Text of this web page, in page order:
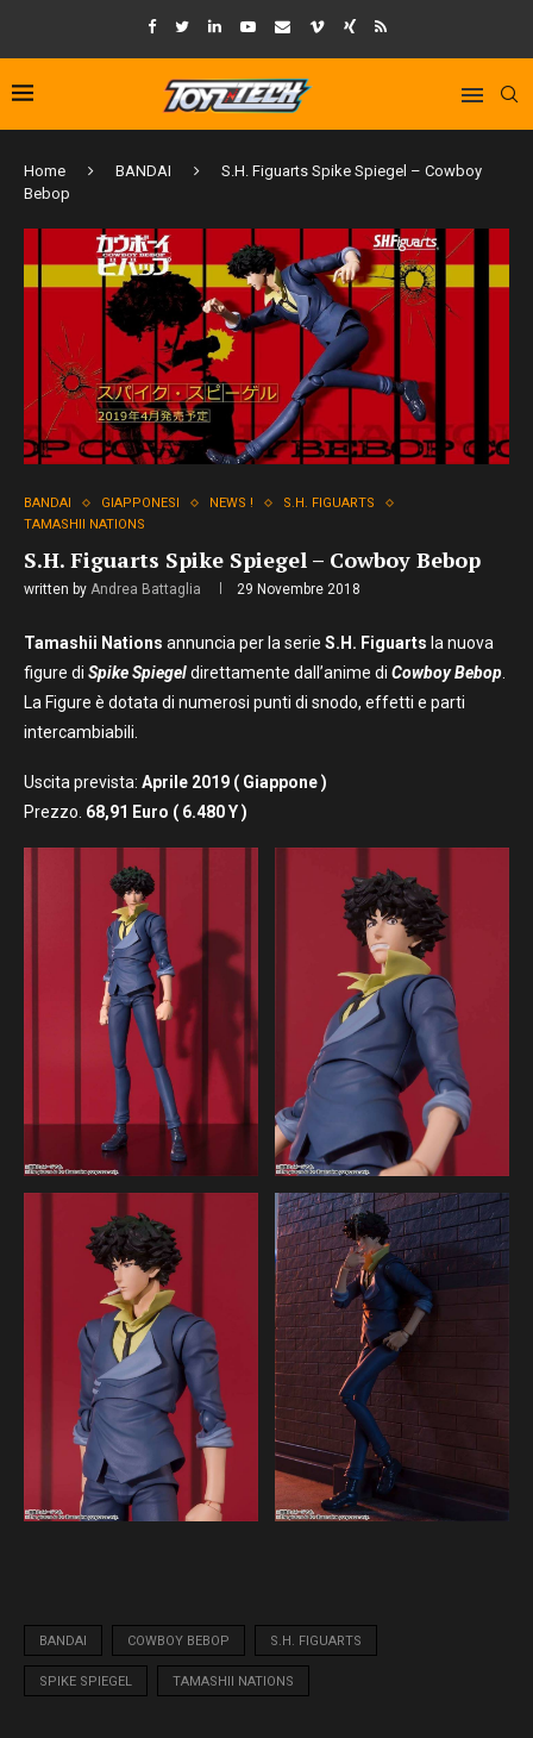
Home BANDAI
S.H. Figuarts Spike Spiegel – Cowboy
Bebop
BANDAI GIAPPONESI NEWS !
S.H. FIGUARTS
TAMASHII NATIONS
S.H. Figuarts Spike Spiegel – Cowboy Bebop
written by Andrea Battaglia 29 Novembre 2018
Tamashii Nations annuncia per la serie S.H. Figuarts la nuova
figure di Spike Spiegeldirettamente dall’anime di Cowboy Bebop
La Figure è dotata di numerosi punti di snodo, effetti e parti
intercambiabili.
Uscita prevista: Aprile 2019 ( Giappone )
Prezzo. 68,91 Euro ( 6.480 Y )
BANDAI COWBOY BEBOP S.H. FIGUARTS
SPIKE SPIEGEL TAMASHII NATIONS